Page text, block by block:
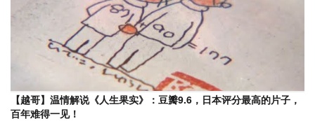
【越哥】温情解说《人生果实》：豆瓣9.6，日本评分最高的片子，
百年难得一见！